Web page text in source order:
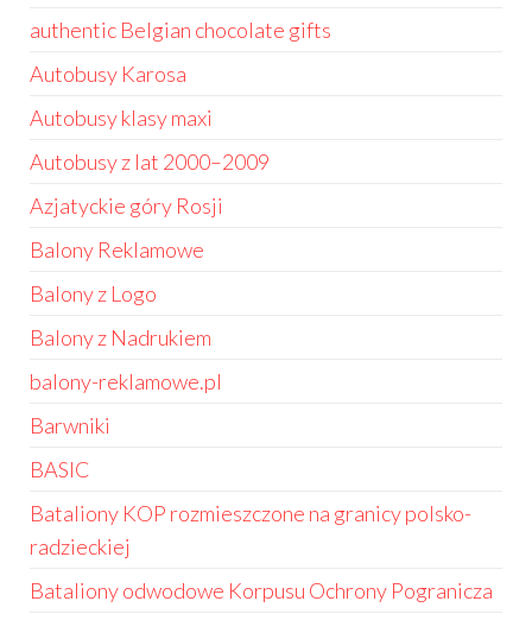
authentic Belgian chocolate gifts
Autobusy Karosa
Autobusy klasy maxi
Autobusy z lat 2000–2009
Azjatyckie góry Rosji
Balony Reklamowe
Balony z Logo
Balony z Nadrukiem
balony-reklamowe.pl
Barwniki
BASIC
Bataliony KOP rozmieszczone na granicy polsko-
radzieckiej
Bataliony odwodowe Korpusu Ochrony Pogranicza